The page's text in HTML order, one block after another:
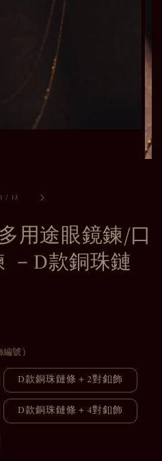
1 / 13
用途眼鏡鍊/口
－D款銅珠鏈
號）
D款銅珠鏈條＋2對釦飾
D款銅珠鏈條＋4對釦飾